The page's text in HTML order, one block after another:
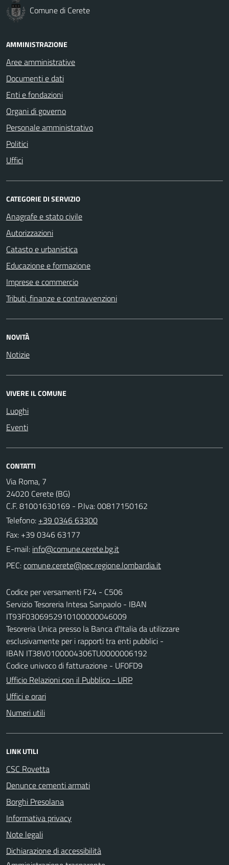
Comune di Cerete
AMMINISTRAZIONE
Aree amministrative
Documenti e dati
Enti e fondazioni
Organi di governo
Personale amministrativo
Politici
Uffici
CATEGORIE DI SERVIZIO
Anagrafe e stato civile
Autorizzazioni
Catasto e urbanistica
Educazione e formazione
Imprese e commercio
Tributi, finanze e contravvenzioni
NOVITÀ
Notizie
VIVERE IL COMUNE
Luoghi
Eventi
CONTATTI
Via Roma, 7
24020 Cerete (BG)
C.F. 81001630169 - P.Iva: 00817150162
Telefono: +39 0346 63300
Fax: +39 0346 63177
E-mail:
PEC:
Codice per versamenti F24 - C506
Servizio Tesoreria Intesa Sanpaolo - IBAN
IT93F0306952910100000046009
Tesoreria Unica presso la Banca d'Italia da utilizzare
esclusivamente per i rapporti tra enti pubblici -
IBAN IT38V0100004306TU0000006192
Codice univoco di fatturazione - UF0FD9
Ufficio Relazioni con il Pubblico - URP
Uffici e orari
Numeri utili
LINK UTILI
CSC Rovetta
Denunce cementi armati
Borghi Presolana
Informativa privacy
Note legali
Dichiarazione di accessibilità